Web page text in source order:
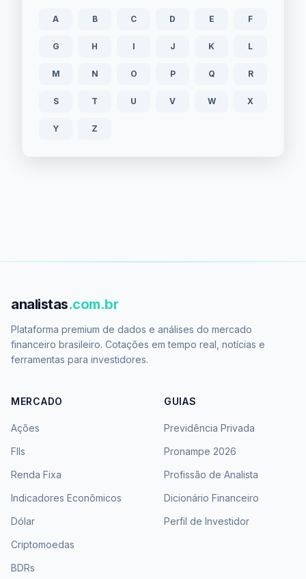
A B C D E F
G H I J K L
M N O P Q R
S T U V W X
Y Z
analistas.com.br
Plataforma premium de dados e análises do mercado
financeiro brasileiro. Cotações em tempo real, notícias e
ferramentas para investidores.
MERCADO
Ações
FIIs
Renda Fixa
Indicadores Econômicos
Dólar
Criptomoedas
BDRs
GUIAS
Previdência Privada
Pronampe 2026
Profissão de Analista
Dicionário Financeiro
Perfil de Investidor